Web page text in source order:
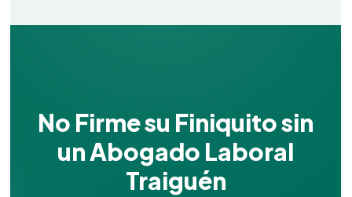
No Firme su Finiquito sin
un Abogado Laboral
Traiguén